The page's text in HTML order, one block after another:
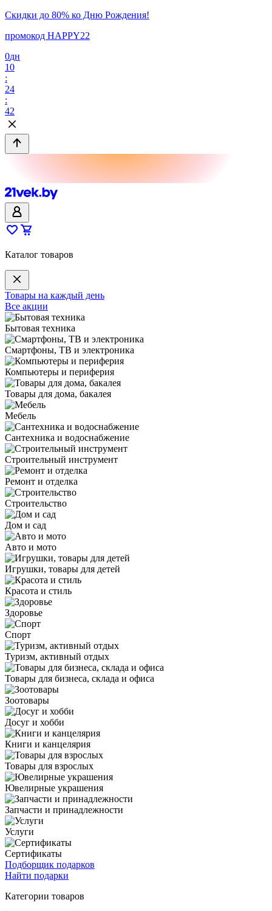
Скидки до 80% ко Дню Рождения!
промокод HAPPY22
0дн
10
:
24
:
42
Каталог товаров
Товары на каждый день
Все акции
Бытовая техника
Смартфоны, ТВ и электроника
Компьютеры и периферия
Товары для дома, бакалея
Мебель
Сантехника и водоснабжение
Строительный инструмент
Ремонт и отделка
Строительство
Дом и сад
Авто и мото
Игрушки, товары для детей
Красота и стиль
Здоровье
Спорт
Туризм, активный отдых
Товары для бизнеса, склада и офиса
Зоотовары
Досуг и хобби
Книги и канцелярия
Товары для взрослых
Ювелирные украшения
Запчасти и принадлежности
Услуги
Сертификаты
Подборщик подарков
Найти подарки
Категории товаров